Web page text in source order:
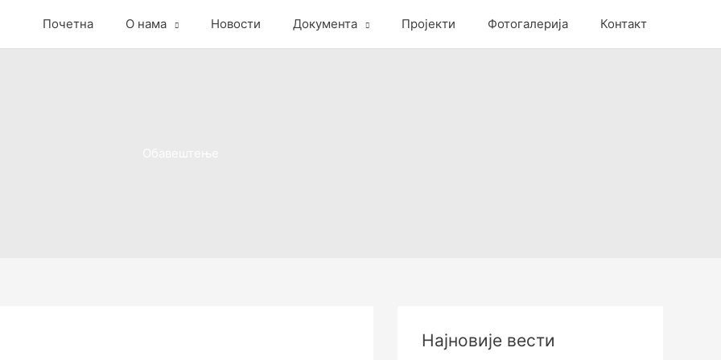
Почетна О нама Новости Документа Пројекти Фотогалерија Контакт
Најновије вести